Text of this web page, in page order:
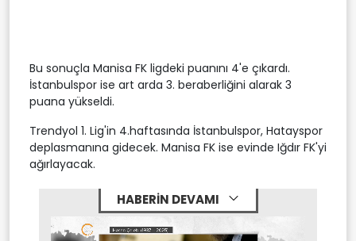
Bu sonuçla Manisa FK ligdeki puanını 4'e çıkardı.
İstanbulspor ise art arda 3. beraberliğini alarak 3
puana yükseldi.
Trendyol 1. Lig'in 4.haftasında İstanbulspor, Hatayspor
deplasmanına gidecek. Manisa FK ise evinde Iğdır FK'yi
ağırlayacak.
HABERİN DEVAMI